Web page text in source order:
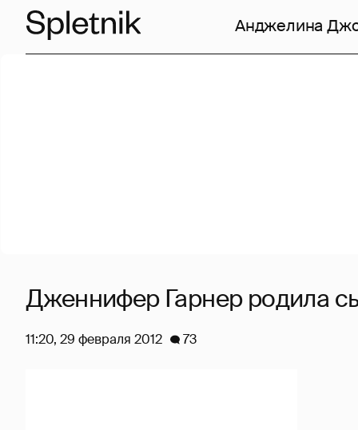
Анджелина
Дженнифер Гарнер родила
11:20, 29 февраля 2012 73